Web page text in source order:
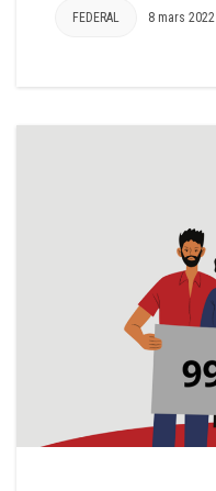
FEDERAL 8 mars 2022